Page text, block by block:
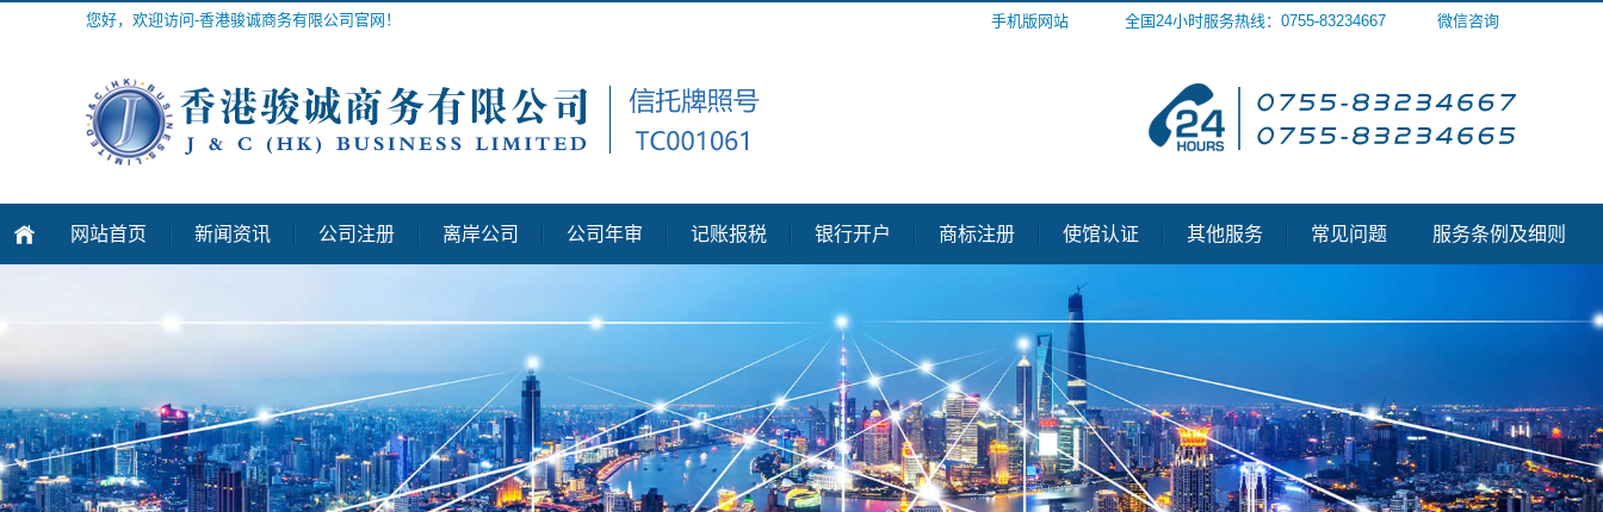
您好，欢迎访问-香港骏诚商务有限公司官网！ 手机版网站 全国24小时服务热线：0755-83234667 微信咨询
网站首页 新闻资讯 公司注册 离岸公司 公司年审 记账报税 银行开户 商标注册 使馆认证 其他服务 常见问题 服务条例及细则